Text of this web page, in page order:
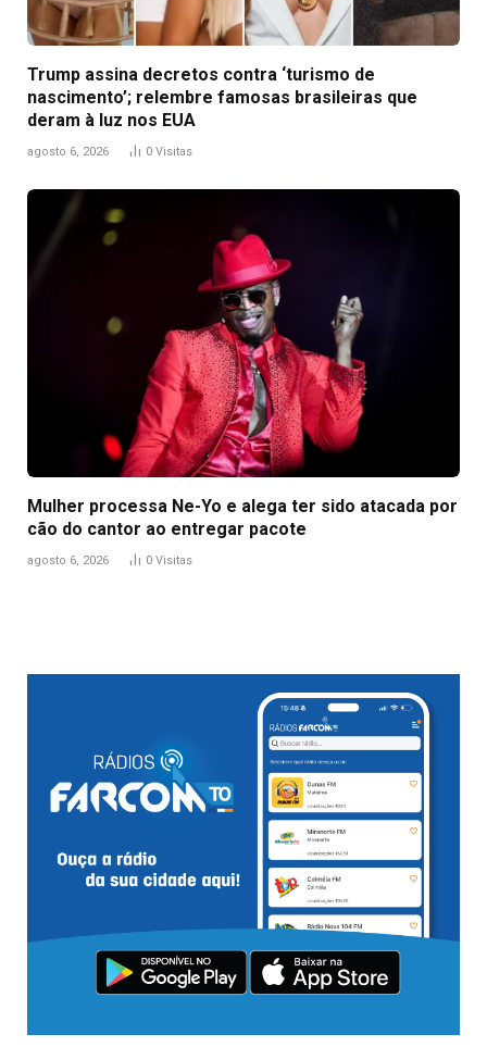
Trump assina decretos contra ‘turismo de
nascimento’; relembre famosas brasileiras que
deram à luz nos EUA
agosto 6, 2026 0 Visitas
Mulher processa Ne-Yo e alega ter sido atacada por
cão do cantor ao entregar pacote
agosto 6, 2026 0 Visitas